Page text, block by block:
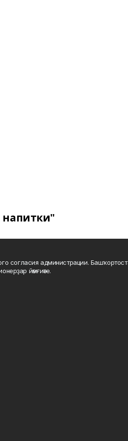
напитки"
согласия администрации.
йәмғиәте.